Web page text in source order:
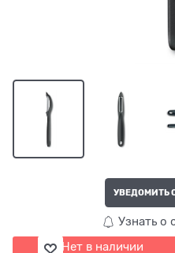
УВЕДОМИТЬ
Узнать о
Нет в наличии